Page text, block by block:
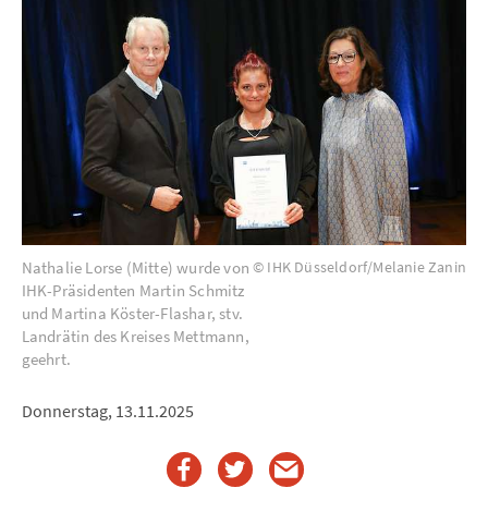
Nathalie Lorse (Mitte) wurde von
IHK-Präsidenten Martin Schmitz
und Martina Köster-Flashar, stv.
Landrätin des Kreises Mettmann,
geehrt.
© IHK Düsseldorf/Melanie Zanin
Donnerstag, 13.11.2025